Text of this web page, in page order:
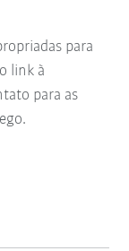
para
link à
para as